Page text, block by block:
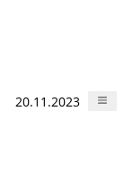
20.11.2023